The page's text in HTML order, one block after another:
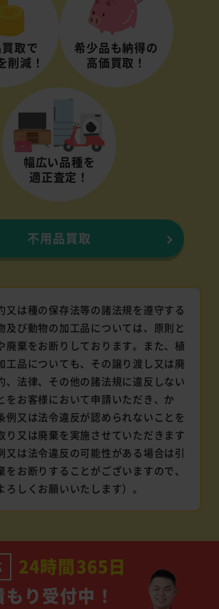
取で
削減！
希少品も納得の
高価買取！
幅広い品種を
適正査定！
不用品買取
又は種の保存法等の諸法規を遵守する
及び動物の加工品については、原則と
廃棄をお断りしております。また、植
工品についても、その譲り渡し又は廃
、法律、その他の諸法規に違反しない
をお客様において申請いただき、か
例又は法令違反が認められないことを
り又は廃棄を実施させていただきます
又は法令違反の可能性がある場合は引
をお断りすることがございますので、
ろしくお願いいたします）。
24時間365日
り受付中！